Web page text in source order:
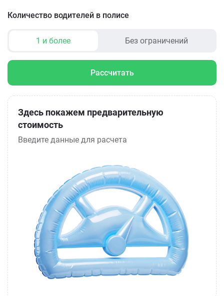
Количество водителей в полисе
1 и более Без ограничений
Рассчитать
Здесь покажем предварительную
стоимость
Введите данные для расчета